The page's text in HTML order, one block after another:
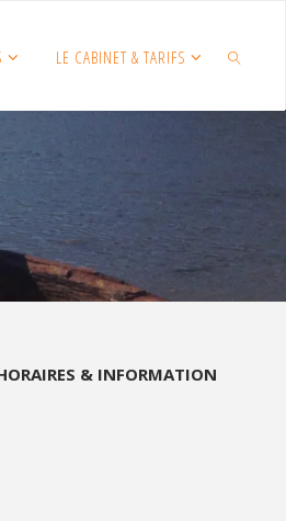
LE CABINET & TARIFS
& INFORMATION